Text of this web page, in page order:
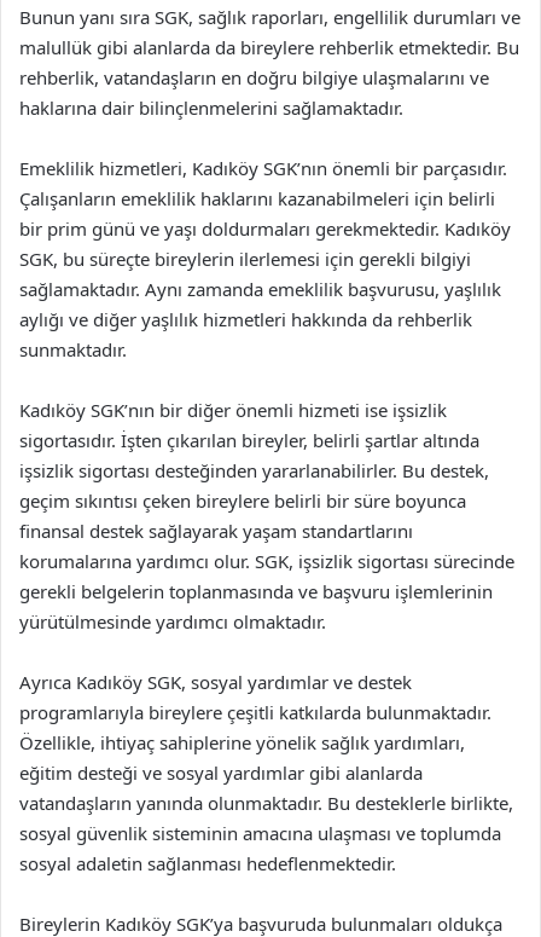
Bunun yanı sıra SGK, sağlık raporları, engellilik durumları ve
malullük gibi alanlarda da bireylere rehberlik etmektedir. Bu
rehberlik, vatandaşların en doğru bilgiye ulaşmalarını ve
haklarına dair bilinçlenmelerini sağlamaktadır.
Emeklilik hizmetleri, Kadıköy SGK’nın önemli bir parçasıdır.
Çalışanların emeklilik haklarını kazanabilmeleri için belirli
bir prim günü ve yaşı doldurmaları gerekmektedir. Kadıköy
SGK, bu süreçte bireylerin ilerlemesi için gerekli bilgiyi
sağlamaktadır. Aynı zamanda emeklilik başvurusu, yaşlılık
aylığı ve diğer yaşlılık hizmetleri hakkında da rehberlik
sunmaktadır.
Kadıköy SGK’nın bir diğer önemli hizmeti ise işsizlik
sigortasıdır. İşten çıkarılan bireyler, belirli şartlar altında
işsizlik sigortası desteğinden yararlanabilirler. Bu destek,
geçim sıkıntısı çeken bireylere belirli bir süre boyunca
finansal destek sağlayarak yaşam standartlarını
korumalarına yardımcı olur. SGK, işsizlik sigortası sürecinde
gerekli belgelerin toplanmasında ve başvuru işlemlerinin
yürütülmesinde yardımcı olmaktadır.
Ayrıca Kadıköy SGK, sosyal yardımlar ve destek
programlarıyla bireylere çeşitli katkılarda bulunmaktadır.
Özellikle, ihtiyaç sahiplerine yönelik sağlık yardımları,
eğitim desteği ve sosyal yardımlar gibi alanlarda
vatandaşların yanında olunmaktadır. Bu desteklerle birlikte,
sosyal güvenlik sisteminin amacına ulaşması ve toplumda
sosyal adaletin sağlanması hedeflenmektedir.
Bireylerin Kadıköy SGK’ya başvuruda bulunmaları oldukça